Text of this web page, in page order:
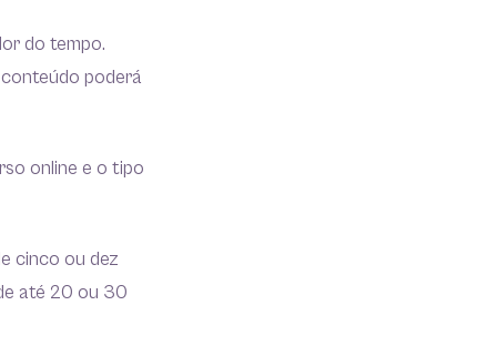
do tempo.
poderá
online e o tipo
cinco ou dez
até 20 ou 30